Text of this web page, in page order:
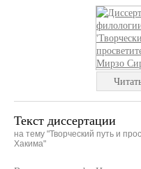
Текст диссертации
на тему "Творческий путь и
Хакима"